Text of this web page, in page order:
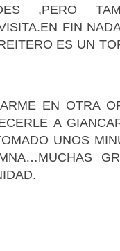
,PERO
FIN
ES UN
EN OTRA
A
UNOS